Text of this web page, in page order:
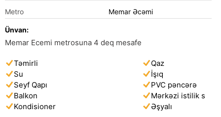
Metro Memar Əcəmi
Ünvan:
Memar Ecemi metrosuna 4 deq mesafe
Təmirli
Qaz
Su
İşıq
Seyf Qapı
PVC pəncərə
Balkon
Mərkəzi istilik s
Kondisioner
Əşyalı